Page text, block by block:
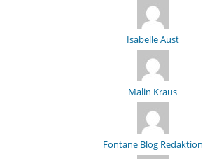
Isabelle Aust
Malin Kraus
Fontane Blog Redaktion